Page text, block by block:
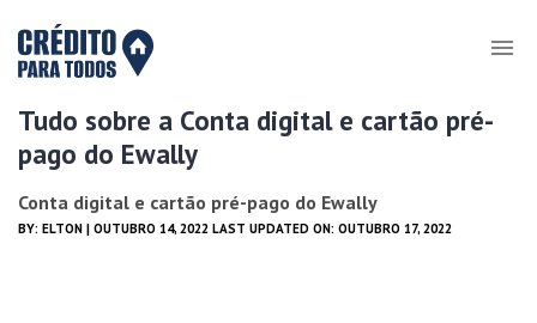
Tudo sobre a Conta digital e cartão pré-
pago do Ewally
Conta digital e cartão pré-pago do Ewally
BY: ELTON | OUTUBRO 14, 2022 LAST UPDATED ON: OUTUBRO 17, 2022